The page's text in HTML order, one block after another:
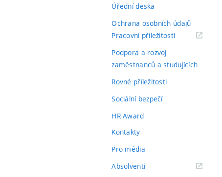
Úřední deska
Ochrana osobních údajů
Pracovní příležitosti(externí
Podpora a rozvoj
zaměstnanců a studujících
Rovné příležitosti
Sociální bezpečí
HR Award
Kontakty
Pro média
Absolventi(externí